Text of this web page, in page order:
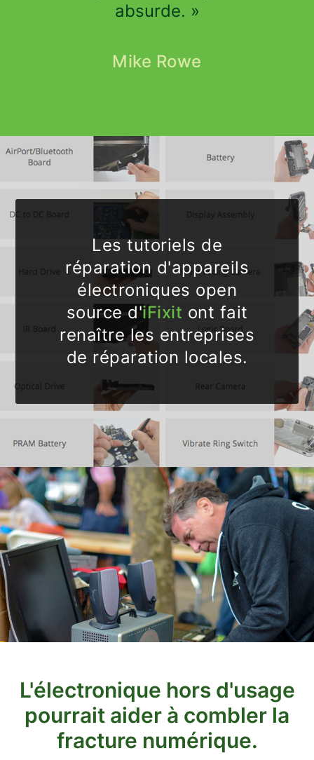
absurde. »
Mike Rowe
Les tutoriels de
réparation d'appareils
électroniques open
source d'iFixit ont fait
renaître les entreprises
de réparation locales.
L'électronique hors d'usage
pourrait aider à combler la
fracture numérique.